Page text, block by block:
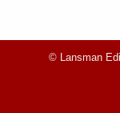
© Lansman